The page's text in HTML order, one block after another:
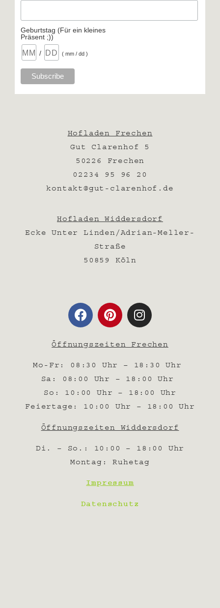
Geburtstag (Für ein kleines
Präsent ;))
/ ( mm / dd )
Hofladen Frechen
Gut Clarenhof 5
50226 Frechen
02234 95 96 20
kontakt@gut-clarenhof.de
Hofladen Widdersdorf
Ecke Unter Linden/Adrian-Meller-
Straße
50859 Köln
Öffnungszeiten Frechen
Mo-Fr: 08:30 Uhr – 18:30 Uhr
Sa: 08:00 Uhr – 18:00 Uhr
So: 10:00 Uhr – 18:00 Uhr
Feiertage: 10:00 Uhr – 18:00 Uhr
Öffnungszeiten Widdersdorf
Di. – So.: 10:00 – 18:00 Uhr
Montag: Ruhetag
Impressum
Datenschutz